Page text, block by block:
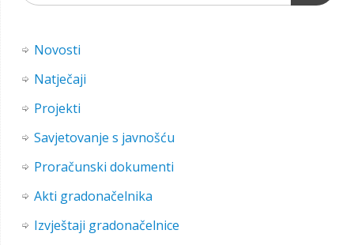
Novosti
Natječaji
Projekti
Savjetovanje s javnošću
Proračunski dokumenti
Akti gradonačelnika
Izvještaji gradonačelnice